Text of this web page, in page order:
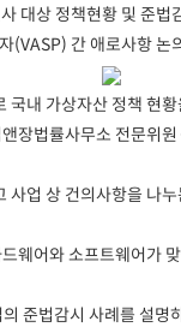
대상 정책현황 및 준법
(VASP) 간 애로사항 논
내 가상자산 정책 현
법률사무소 전문위
업 상 건의사항을
웨어와 소프트웨어가
준법감시 사례를 설